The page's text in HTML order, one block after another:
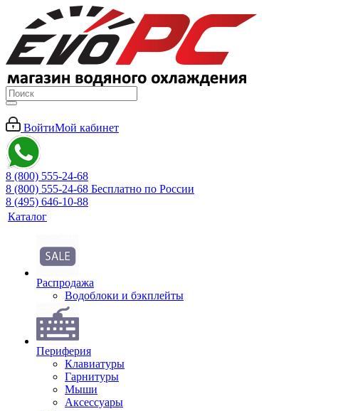
ВойтиМой кабинет
8 (800) 555-24-68
8 (800) 555-24-68 Бесплатно по России
8 (495) 646-10-88
Каталог
Распродажа
Водоблоки и бэкплейты
Периферия
Клавиатуры
Гарнитуры
Мыши
Аксессуары